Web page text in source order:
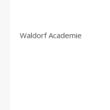
Waldorf Academie